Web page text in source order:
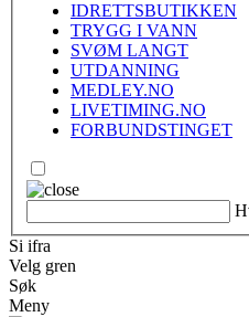
IDRETTSBUTIKKEN
TRYGG I VANN
SVØM LANGT
UTDANNING
MEDLEY.NO
LIVETIMING.NO
FORBUNDSTINGET
Si ifra
Velg gren
Søk
Meny